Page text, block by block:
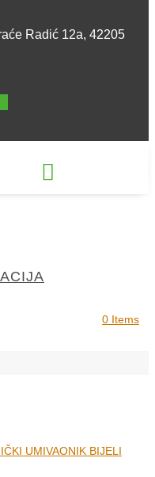
Radić 12a, 42205

0 Items